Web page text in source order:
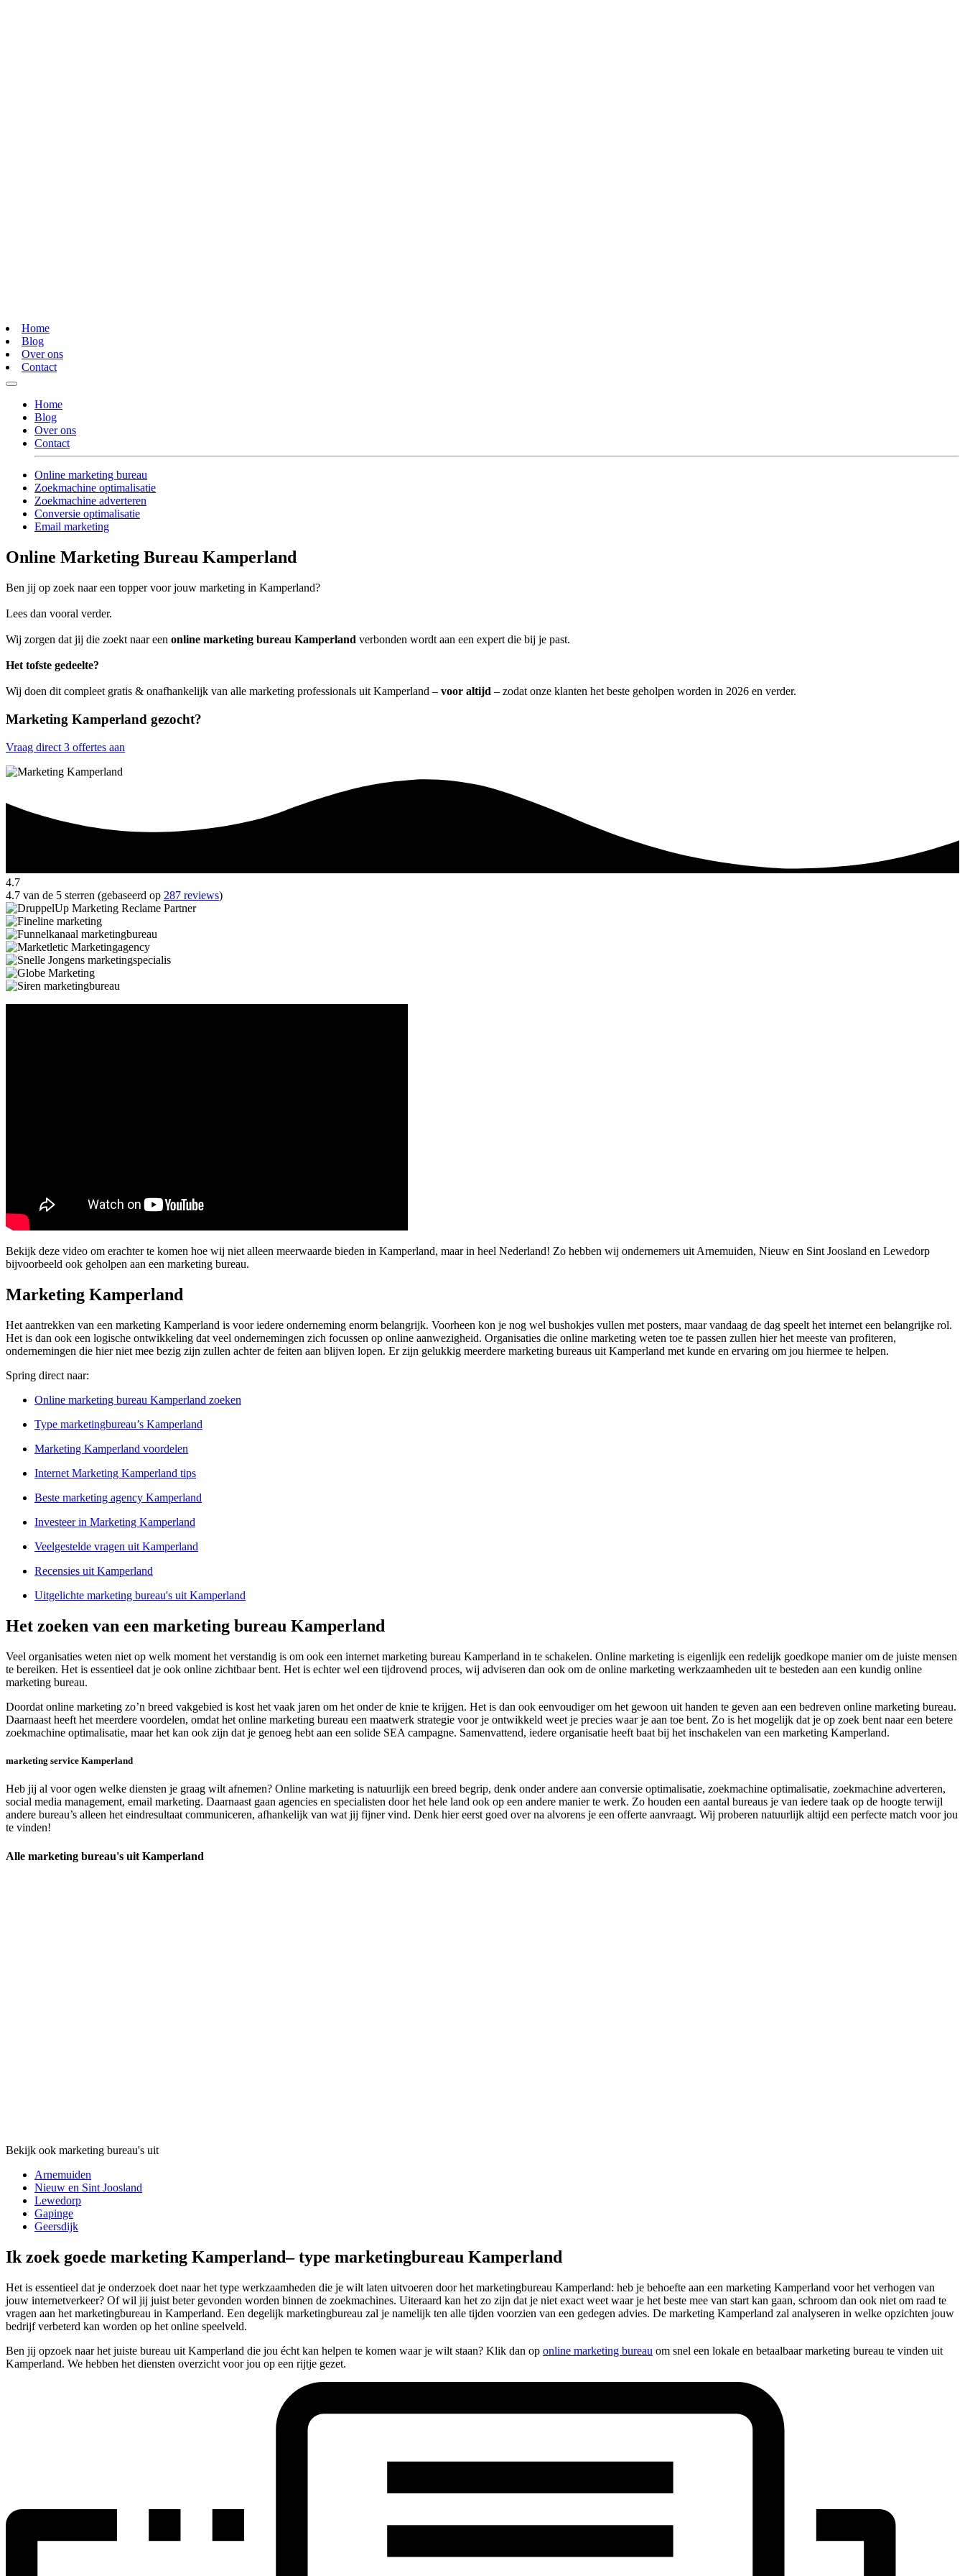
Home
Blog
Over ons
Contact
Home
Blog
Over ons
Contact
Online marketing bureau
Zoekmachine optimalisatie
Zoekmachine adverteren
Conversie optimalisatie
Email marketing
Online Marketing Bureau Kamperland
Ben jij op zoek naar een topper voor jouw marketing in Kamperland?
Lees dan vooral verder.
Wij zorgen dat jij die zoekt naar een online marketing bureau Kamperland verbonden wordt aan een expert die bij je past.
Het tofste gedeelte?
Wij doen dit compleet gratis & onafhankelijk van alle marketing professionals uit Kamperland – voor altijd – zodat onze klanten het beste geholpen worden in 2026 en verder.
Marketing Kamperland gezocht?
Vraag direct 3 offertes aan
4.7
4.7 van de 5 sterren (gebaseerd op 287 reviews)
Bekijk deze video om erachter te komen hoe wij niet alleen meerwaarde bieden in Kamperland, maar in heel Nederland! Zo hebben wij ondernemers uit Arnemuiden, Nieuw en Sint Joosland en Lewedorp
bijvoorbeeld ook geholpen aan een marketing bureau.
Marketing Kamperland
Het aantrekken van een marketing Kamperland is voor iedere onderneming enorm belangrijk. Voorheen kon je nog wel bushokjes vullen met posters, maar vandaag de dag speelt het internet een belangrijke rol.
Het is dan ook een logische ontwikkeling dat veel ondernemingen zich focussen op online aanwezigheid. Organisaties die online marketing weten toe te passen zullen hier het meeste van profiteren,
ondernemingen die hier niet mee bezig zijn zullen achter de feiten aan blijven lopen. Er zijn gelukkig meerdere marketing bureaus uit Kamperland met kunde en ervaring om jou hiermee te helpen.
Spring direct naar:
Online marketing bureau Kamperland zoeken
Type marketingbureau’s Kamperland
Marketing Kamperland voordelen
Internet Marketing Kamperland tips
Beste marketing agency Kamperland
Investeer in Marketing Kamperland
Veelgestelde vragen uit Kamperland
Recensies uit Kamperland
Uitgelichte marketing bureau's uit Kamperland
Het zoeken van een marketing bureau Kamperland
Veel organisaties weten niet op welk moment het verstandig is om ook een internet marketing bureau Kamperland in te schakelen. Online marketing is eigenlijk een redelijk goedkope manier om de juiste mensen
te bereiken. Het is essentieel dat je ook online zichtbaar bent. Het is echter wel een tijdrovend proces, wij adviseren dan ook om de online marketing werkzaamheden uit te besteden aan een kundig online
marketing bureau.
Doordat online marketing zo’n breed vakgebied is kost het vaak jaren om het onder de knie te krijgen. Het is dan ook eenvoudiger om het gewoon uit handen te geven aan een bedreven online marketing bureau.
Daarnaast heeft het meerdere voordelen, omdat het online marketing bureau een maatwerk strategie voor je ontwikkeld weet je precies waar je aan toe bent. Zo is het mogelijk dat je op zoek bent naar een betere
zoekmachine optimalisatie, maar het kan ook zijn dat je genoeg hebt aan een solide SEA campagne. Samenvattend, iedere organisatie heeft baat bij het inschakelen van een marketing Kamperland.
marketing service Kamperland
Heb jij al voor ogen welke diensten je graag wilt afnemen? Online marketing is natuurlijk een breed begrip, denk onder andere aan conversie optimalisatie, zoekmachine optimalisatie, zoekmachine adverteren,
social media management, email marketing. Daarnaast gaan agencies en specialisten door het hele land ook op een andere manier te werk. Zo houden een aantal bureaus je van iedere taak op de hoogte terwijl
andere bureau’s alleen het eindresultaat communiceren, afhankelijk van wat jij fijner vind. Denk hier eerst goed over na alvorens je een offerte aanvraagt. Wij proberen natuurlijk altijd een perfecte match voor jou
te vinden!
Alle marketing bureau's uit Kamperland
Bekijk ook marketing bureau's uit
Arnemuiden
Nieuw en Sint Joosland
Lewedorp
Gapinge
Geersdijk
Ik zoek goede marketing Kamperland– type marketingbureau Kamperland
Het is essentieel dat je onderzoek doet naar het type werkzaamheden die je wilt laten uitvoeren door het marketingbureau Kamperland: heb je behoefte aan een marketing Kamperland voor het verhogen van
jouw internetverkeer? Of wil jij juist beter gevonden worden binnen de zoekmachines. Uiteraard kan het zo zijn dat je niet exact weet waar je het beste mee van start kan gaan, schroom dan ook niet om raad te
vragen aan het marketingbureau in Kamperland. Een degelijk marketingbureau zal je namelijk ten alle tijden voorzien van een gedegen advies. De marketing Kamperland zal analyseren in welke opzichten jouw
bedrijf verbeterd kan worden op het online speelveld.
Ben jij opzoek naar het juiste bureau uit Kamperland die jou écht kan helpen te komen waar je wilt staan? Klik dan op online marketing bureau om snel een lokale en betaalbaar marketing bureau te vinden uit
Kamperland. We hebben het diensten overzicht voor jou op een rijtje gezet.